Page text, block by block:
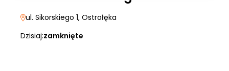
ul. Sikorskiego 1, Ostrołęka
Dzisiaj:zamknięte